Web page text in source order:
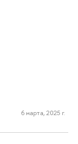
6 марта, 2025 г.